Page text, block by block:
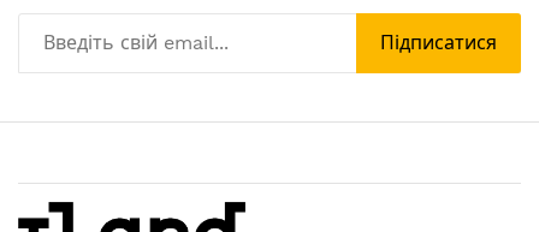
Підписатися